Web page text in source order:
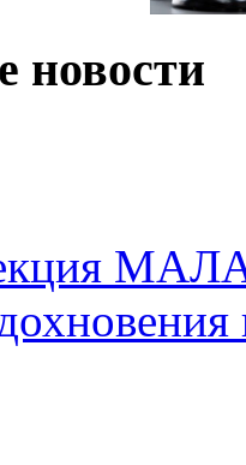
новости